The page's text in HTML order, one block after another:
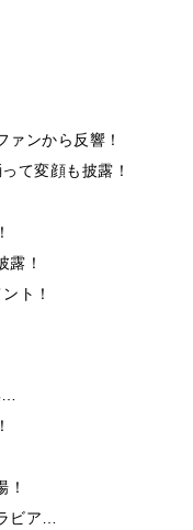
ンから反響！
て変顔も披露！
露！
ト！
！
ビア…